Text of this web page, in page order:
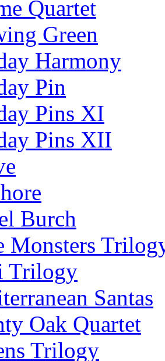
Quartet
Green
Harmony
Pin
Pins XI
Pins XII
Burch
Monsters
Trilogy
Santas
Oak Quartet
Trilogy